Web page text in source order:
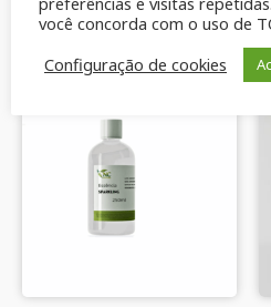
Produtos relacionados
você concorda com o uso de
Configuração de cookies